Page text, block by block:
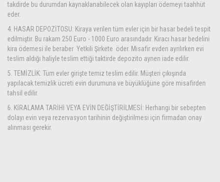
takdirde bu durumdan kaynaklanabilecek olan kayıpları ödemeyi taahhüt
eder.
4. HASAR DEPOZİTOSU: Kiraya verilen tüm evler için bir hasar bedeli tespit
edilmiştir. Bu rakam 250 Euro - 1000 Euro arasındadır. Kiracı hasar bedelini
kira ödemesi ile beraber Yetkili Şirkete öder. Misafir evden ayrılırken evi
teslim aldığı haliyle teslim ettiği taktirde depozito aynen iade edilir.
5. TEMİZLİK: Tüm evler girişte temiz teslim edilir. Müşteri çıkışında
yapılacak temizlik ücreti evin durumuna ve büyüklüğüne göre misafirden
tahsil edilir.
6. KİRALAMA TARİHİ VEYA EVİN DEĞİŞTİRİLMESİ: Herhangi bir sebepten
dolayı evin veya rezervasyon tarihinin değiştirilmesi için firmadan onay
alınması gerekir.